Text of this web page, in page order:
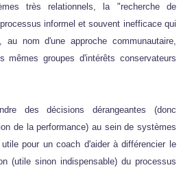
très relationnels, la "recherche de
informel et souvent inefficace qui
nom d'une approche communautaire,
mêmes groupes d'intérêts conservateurs
des décisions dérangeantes (donc
de la performance) au sein de systèmes
pour un coach d'aider à différencier le
(utile sinon indispensable) du processus